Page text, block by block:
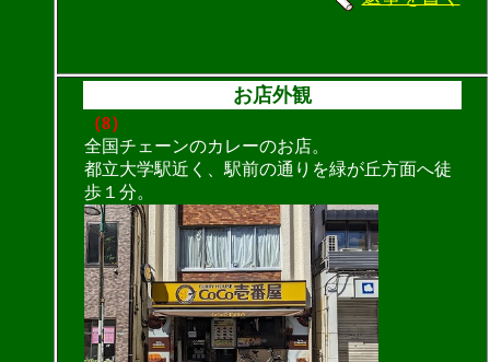
お店外観
（8）
全国チェーンのカレーのお店。
都立大学駅近く、駅前の通りを緑が丘方面へ徒
歩１分。